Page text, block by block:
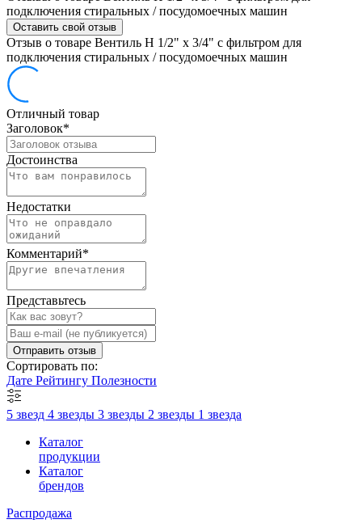
подключения стиральных / посудомоечных машин
Оставить свой отзыв
Отзыв о товаре Вентиль Н 1/2" х 3/4" с фильтром для
подключения стиральных / посудомоечных машин
Отличный товар
Заголовок*
Достоинства
Недостатки
Комментарий*
Представьтесь
Отправить отзыв
Сортировать по:
Дате Рейтингу Полезности
5 звезд 4 звезды 3 звезды 2 звезды 1 звезда
Каталог
продукции
Каталог
брендов
Распродажа